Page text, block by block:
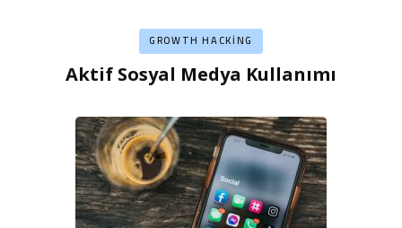
GROWTH HACKING
Aktif Sosyal Medya Kullanımı